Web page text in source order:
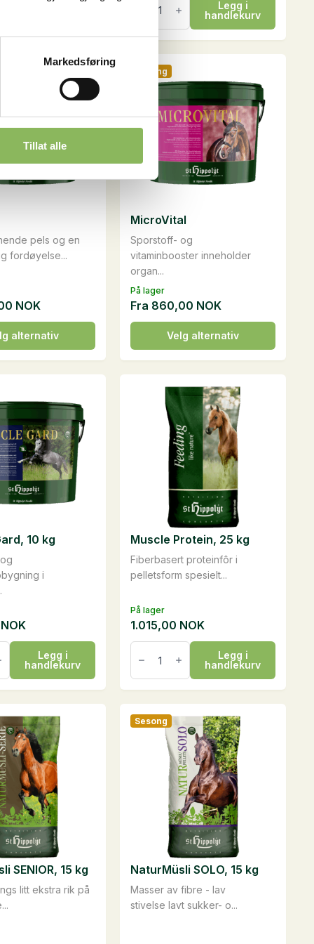
Markedsføring
Tillat alle
Legg i
Sports
Champions
Claim,
20
Legg i
handlekurv
pels og en
fordøyelse...
NOK
alternativ
På lager
Sesong
Sporstoff- og
vitaminbooster inneholder
organ...
MicroVital
Fra 860,00 NOK
Velg alternativ
Dette
produktet
har
varianter.
Alternativene
produktsiden
i
10 kg
NOK
Legg i
handlekurv
På lager
Fiberbasert proteinfôr i
pelletsform spesielt...
Muscle Protein, 25 kg
1.015,00 NOK
Muscle
Protein,
kg
antall
Legg i
handlekurv
litt ekstra rik på
SENIOR, 15 kg
Sesong
Masser av fibre - lav
stivelse lavt sukker- o...
NaturMüsli SOLO, 15 kg